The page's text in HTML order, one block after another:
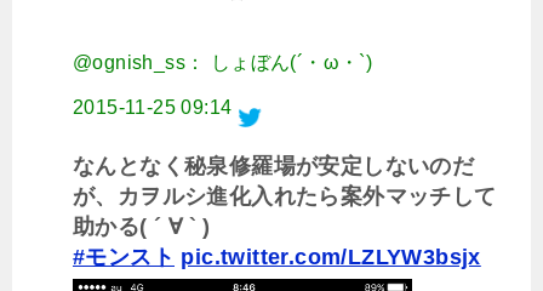
@ognish_ss： しょぼん(´・ω・`)
2015-11-25 09:14
なんとなく秘泉修羅場が安定しないのだ
が、カヲルシ進化入れたら案外マッチして
助かる( ´ ∀ ` )
#モンスト pic.twitter.com/LZLYW3bsjx